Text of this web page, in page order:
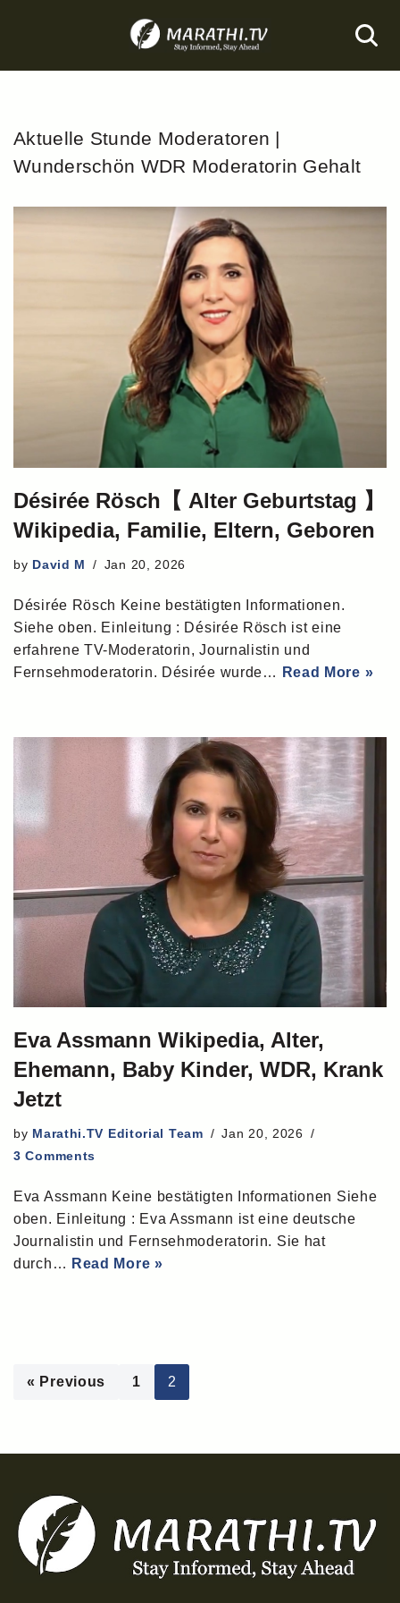
to
Aktuelle Stunde Moderatoren |
Wunderschön WDR Moderatorin Gehalt
Désirée Rösch【 Alter Geburtstag 】
Wikipedia, Familie, Eltern, Geboren
by David M Jan 20, 2026
Désirée Rösch Keine bestätigten Informationen.
Siehe oben. Einleitung : Désirée Rösch ist eine
erfahrene TV-Moderatorin, Journalistin und
Fernsehmoderatorin. Désirée wurde…
Read More »
Eva Assmann Wikipedia, Alter,
Ehemann, Baby Kinder, WDR, Krank
Jetzt
by Marathi.TV Editorial Team
Jan 20, 2026
3 Comments
Eva Assmann Keine bestätigten Informationen Siehe
oben. Einleitung : Eva Assmann ist eine deutsche
Journalistin und Fernsehmoderatorin. Sie hat
durch… Read More »
« Previous 1 2